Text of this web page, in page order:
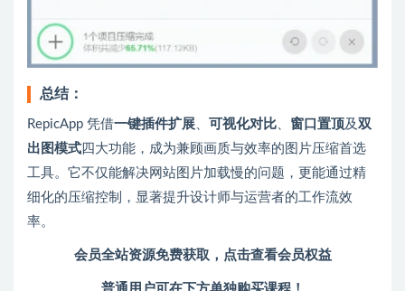
总结：
RepicApp 凭借一键插件扩展、 可视化对比、 窗口置顶及 双
出图模式 四大功能，成为兼顾画质与效率的图片压缩首选
工具。它不仅能解决网站图片加载慢的问题，更能通过精
细化的压缩控制，显著提升设计师与运营者的工作流效
率。
会员全站资源免费获取， 点击查看会员权益